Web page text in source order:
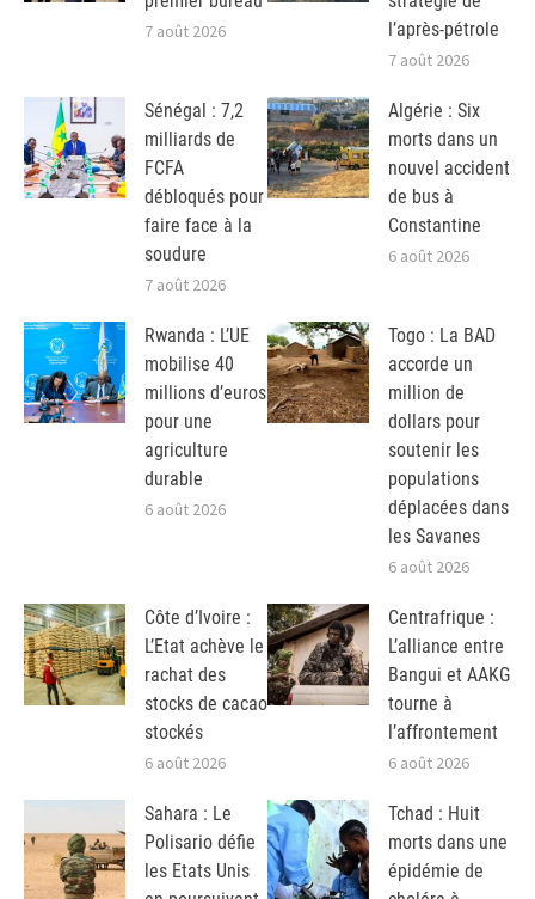
7 août 2026
l’après-pétrole
7 août 2026
Sénégal : 7,2
milliards de
FCFA
débloqués pour
faire face à la
soudure
7 août 2026
Algérie : Six
morts dans un
nouvel accident
de bus à
Constantine
6 août 2026
Rwanda : L’UE
mobilise 40
millions d’euros
pour une
agriculture
durable
6 août 2026
Togo : La BAD
accorde un
million de
dollars pour
soutenir les
populations
déplacées dans
les Savanes
6 août 2026
Côte d’Ivoire :
L’Etat achève le
rachat des
stocks de cacao
stockés
6 août 2026
Centrafrique :
L’alliance entre
Bangui et AAKG
tourne à
l’affrontement
6 août 2026
Sahara : Le
Polisario défie
les Etats Unis
Tchad : Huit
morts dans une
épidémie de